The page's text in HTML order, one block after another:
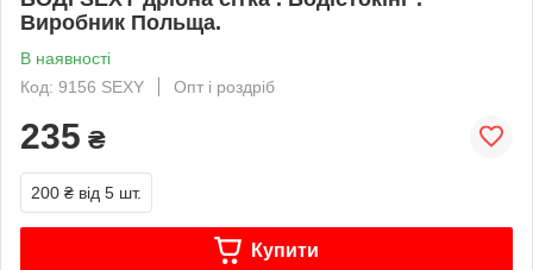
Виробник Польща.
В наявності
Код: 9156 SEXY
Опт і роздріб
235 ₴
200 ₴ від 5 шт.
Купити